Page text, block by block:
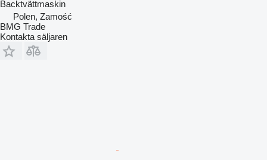
Backtvättmaskin
Polen, Zamość
BMG Trade
Kontakta säljaren